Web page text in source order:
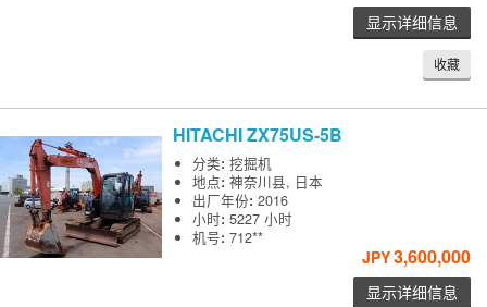
显示详细信息
收藏
HITACHIZX75US-5B
分类:挖掘机
地点:神奈川县, 日本
出厂年份:2016
小时:5227 小时
机号:712**
JPY3,600,000
显示详细信息